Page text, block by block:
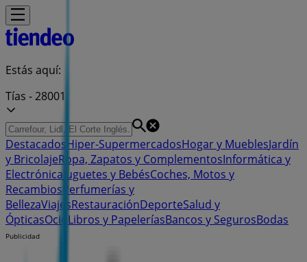
Estás aquí:
Tías - 28001
Destacados Hiper-SupermercadosHogar y MueblesJardín
y BricolajeRopa, Zapatos y ComplementosInformática y
Electrónica Juguetes y BebésCoches, Motos y
Recambios Perfumerías y
BellezaViajesRestauraciónDeporteSalud y
ÓpticasOcio Libros y PapeleríasBancos y SegurosBodas
Publicidad